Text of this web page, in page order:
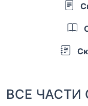
ВСЕ ЧАСТИ